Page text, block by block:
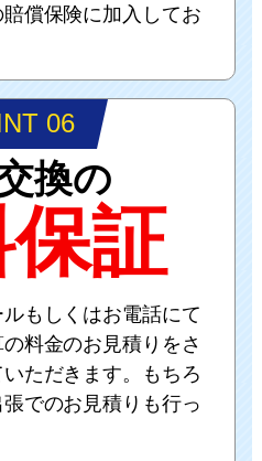
賠償保険に加入してお
06
換の
証
ルもしくはお電話にて
料金のお見積りをさ
ただきます。もちろ
張でのお見積りも行っ